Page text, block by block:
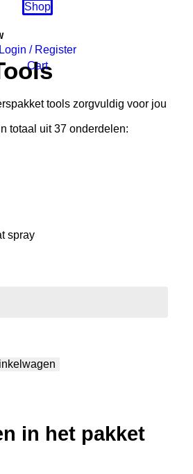
Shop
Login / Register
Cart
tools zorgvuldig voor jou
totaal uit 37 onderdelen:
spray
in het pakket